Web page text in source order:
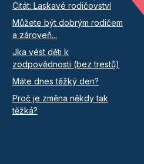
Citát: Laskavé rodičovství
Můžete být dobrým rodičem
a zároveň...
Jka vést děti k
zodpovědnosti (bez trestů)
Máte dnes těžký den?
Proč je změna někdy tak
těžká?